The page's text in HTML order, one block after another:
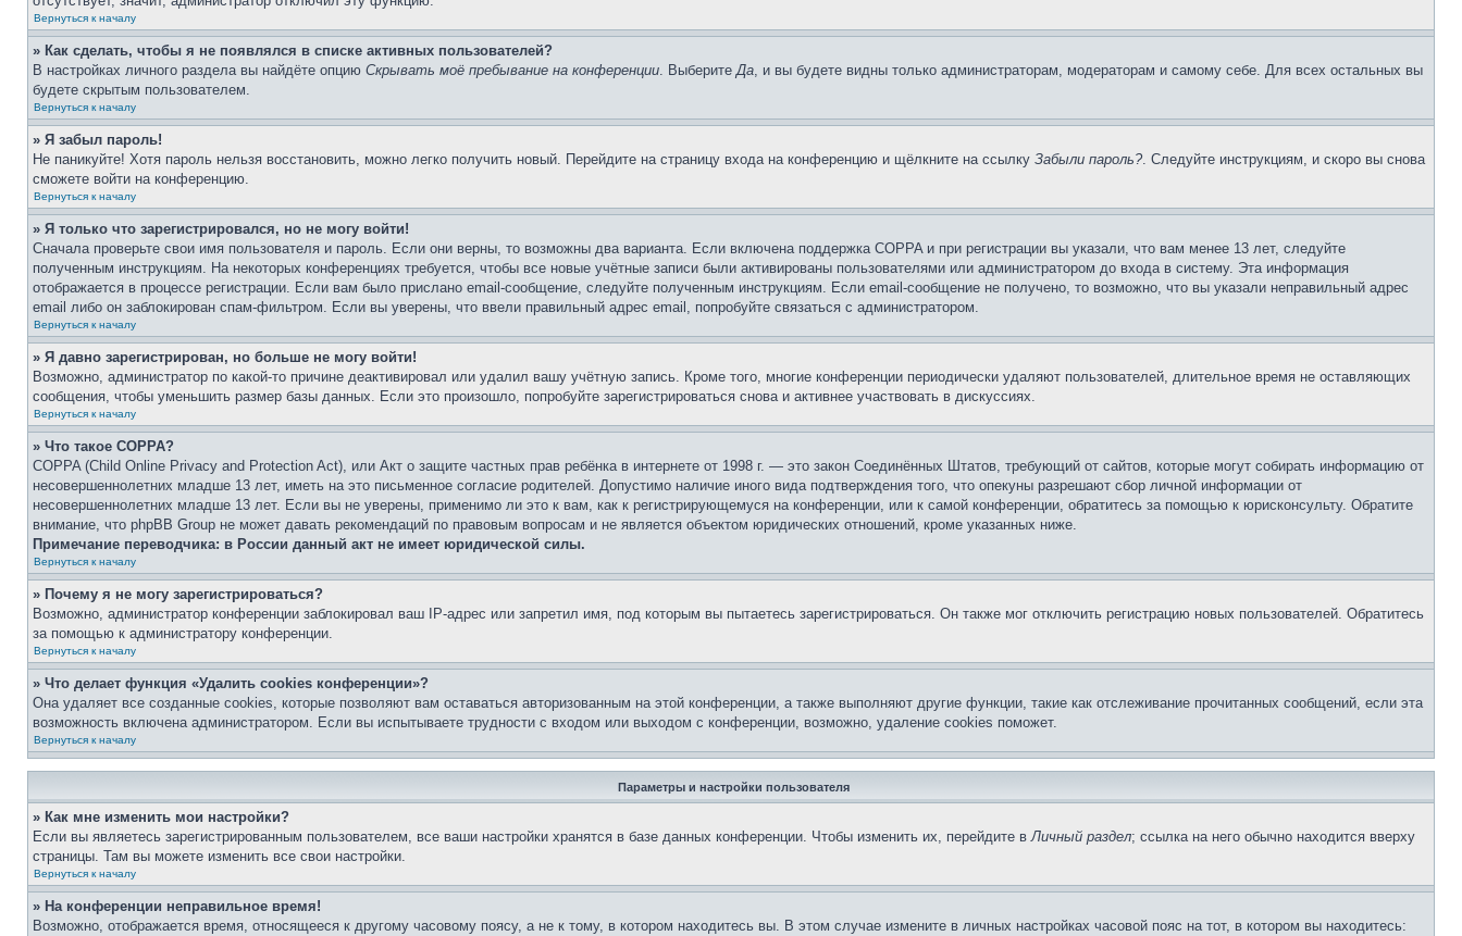
Вернуться к началу
» Как сделать, чтобы я не появлялся в списке активных пользователей?
В настройках личного раздела вы найдёте опцию Скрывать моё пребывание на конференции. ВыберитеДа, и вы будете видны только администраторам, модераторам и самому себе. Для всех остальных вы
будете скрытым пользователем.
Вернуться к началу
» Я забыл пароль!
Не паникуйте! Хотя пароль нельзя восстановить, можно легко получить новый. Перейдите на страницу входа на конференцию и щёлкните на ссылку Забыли пароль?. Следуйте инструкциям, и скоро вы снова
сможете войти на конференцию.
Вернуться к началу
» Я только что зарегистрировался, но не могу войти!
Сначала проверьте свои имя пользователя и пароль. Если они верны, то возможны два варианта. Если включена поддержка COPPA и при регистрации вы указали, что вам менее 13 лет, следуйте
полученным инструкциям. На некоторых конференциях требуется, чтобы все новые учётные записи были активированы пользователями или администратором до входа в систему. Эта информация
отображается в процессе регистрации. Если вам было прислано email-сообщение, следуйте полученным инструкциям. Если email-сообщение не получено, то возможно, что вы указали неправильный адрес
email либо он заблокирован спам-фильтром. Если вы уверены, что ввели правильный адрес email, попробуйте связаться с администратором.
Вернуться к началу
» Я давно зарегистрирован, но больше не могу войти!
Возможно, администратор по какой-то причине деактивировал или удалил вашу учётную запись. Кроме того, многие конференции периодически удаляют пользователей, длительное время не оставляющих
сообщения, чтобы уменьшить размер базы данных. Если это произошло, попробуйте зарегистрироваться снова и активнее участвовать в дискуссиях.
Вернуться к началу
» Что такое COPPA?
COPPA (Child Online Privacy and Protection Act), или Акт о защите частных прав ребёнка в интернете от 1998 г. — это закон Соединённых Штатов, требующий от сайтов, которые могут собирать информацию от
несовершеннолетних младше 13 лет, иметь на это письменное согласие родителей. Допустимо наличие иного вида подтверждения того, что опекуны разрешают сбор личной информации от
несовершеннолетних младше 13 лет. Если вы не уверены, применимо ли это к вам, как к регистрирующемуся на конференции, или к самой конференции, обратитесь за помощью к юрисконсульту. Обратите
внимание, что phpBB Group не может давать рекомендаций по правовым вопросам и не является объектом юридических отношений, кроме указанных ниже.
Примечание переводчика: в России данный акт не имеет юридической силы.
Вернуться к началу
» Почему я не могу зарегистрироваться?
Возможно, администратор конференции заблокировал ваш IP-адрес или запретил имя, под которым вы пытаетесь зарегистрироваться. Он также мог отключить регистрацию новых пользователей. Обратитесь
за помощью к администратору конференции.
Вернуться к началу
» Что делает функция «Удалить cookies конференции»?
Она удаляет все созданные cookies, которые позволяют вам оставаться авторизованным на этой конференции, а также выполняют другие функции, такие как отслеживание прочитанных сообщений, если эта
возможность включена администратором. Если вы испытываете трудности с входом или выходом с конференции, возможно, удаление cookies поможет.
Вернуться к началу
Параметры и настройки пользователя
» Как мне изменить мои настройки?
Если вы являетесь зарегистрированным пользователем, все ваши настройки хранятся в базе данных конференции. Чтобы изменить их, перейдите вЛичный раздел; ссылка на него обычно находится вверху
страницы. Там вы можете изменить все свои настройки.
Вернуться к началу
» На конференции неправильное время!
Возможно, отображается время, относящееся к другому часовому поясу, а не к тому, в котором находитесь вы. В этом случае измените в личных настройках часовой пояс на тот, в котором вы находитесь: